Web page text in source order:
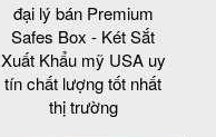
đại lý bán Premium
Safes Box - Két Sắt
Xuất Khẩu mỹ USA uy
tín chất lượng tốt nhất
thị trường